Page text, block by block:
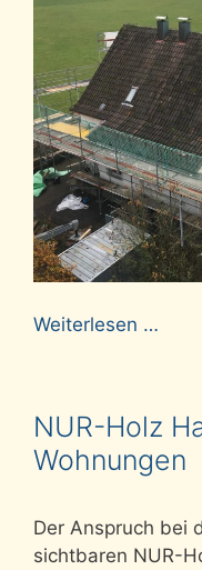
Weiterlesen …
NUR-Holz
Wohnungen
Der Anspruch bei
sichtbaren NUR-